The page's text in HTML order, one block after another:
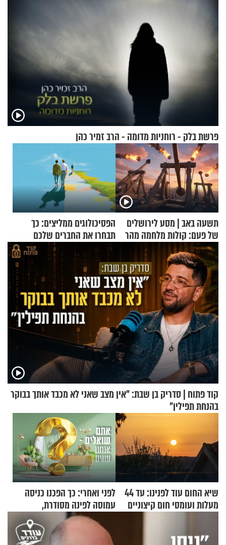
פרשת בלק - רוחניות מדומה - הרב זמיר כהן
תשעה באב | מסע לירושלים
של פעם: קולות מלחמה מהר
הזיתים
הפסיכולוגים ממליצים: כך
תבחרו את החברים שלכם
בחיים
קוד פתוח | סדריק בן שבת: "אין מצב שאני לא מכבד אותך בבוקר
בהנחת תפילין"
שיא החום עוד לפנינו: עד 44
מעלות ועומסי חום קיצוניים
לפני ואחרי: כך הפכנו כניסה
עמוסה לפינה מסודרת,
שימושית ומזמינה